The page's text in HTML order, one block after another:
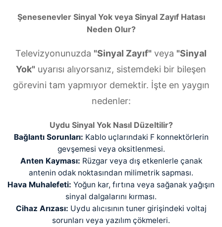
Şenesenevler Sinyal Yok veya Sinyal Zayıf Hatası
Neden Olur?
Televizyonunuzda "Sinyal Zayıf" veya "Sinyal
Yok" uyarısı alıyorsanız, sistemdeki bir bileşen
görevini tam yapmıyor demektir. İşte en yaygın
nedenler:
Uydu Sinyal Yok Nasıl Düzeltilir?
Bağlantı Sorunları: Kablo uçlarındaki F konnektörlerin
gevşemesi veya oksitlenmesi.
Anten Kayması: Rüzgar veya dış etkenlerle çanak
antenin odak noktasından milimetrik sapması.
Hava Muhalefeti: Yoğun kar, fırtına veya sağanak yağışın
sinyal dalgalarını kırması.
Cihaz Arızası: Uydu alıcısının tuner girişindeki voltaj
sorunları veya yazılım çökmeleri.